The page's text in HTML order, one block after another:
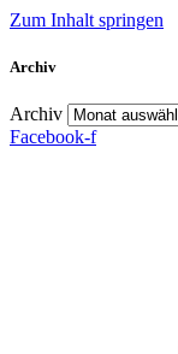
Zum Inhalt springen
Archiv
Archiv
Facebook-f